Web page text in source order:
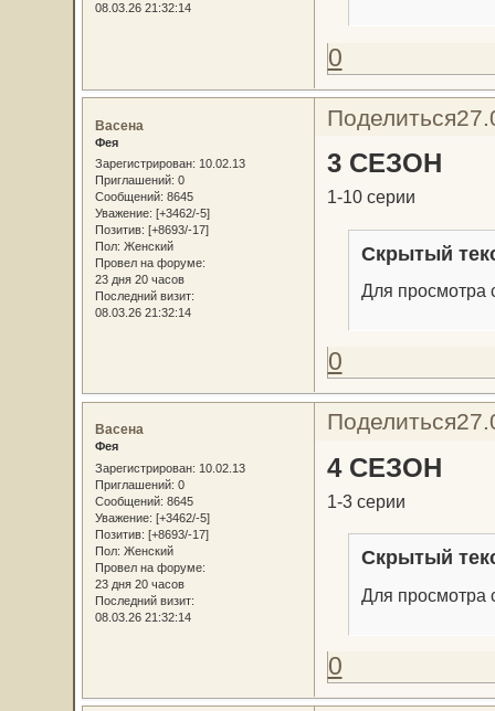
08.03.26 21:32:14
0
Поделиться
Васена
Фея
Зарегистрирован: 10.02.13
Приглашений: 0
Сообщений: 8645
Уважение: [+3462/-5]
Позитив: [+8693/-17]
Пол: Женский
Провел на форуме:
23 дня 20 часов
Последний визит:
08.03.26 21:32:14
3 СЕЗОН
1-10 серии
Скрытый
Для просмотра
0
Поделиться
Васена
Фея
Зарегистрирован: 10.02.13
Приглашений: 0
Сообщений: 8645
Уважение: [+3462/-5]
Позитив: [+8693/-17]
Пол: Женский
Провел на форуме:
23 дня 20 часов
Последний визит:
08.03.26 21:32:14
4 СЕЗОН
1-3 серии
Скрытый
Для просмотра
0